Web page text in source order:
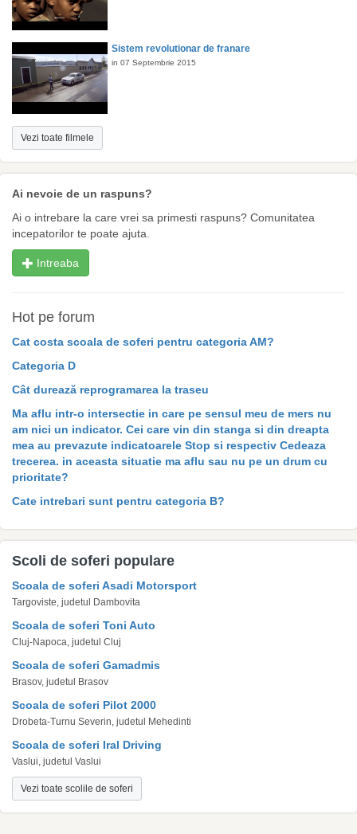
Sistem revolutionar de franare
in 07 Septembrie 2015
Vezi toate filmele
Ai nevoie de un raspuns?
Ai o intrebare la care vrei sa primesti raspuns? Comunitatea
incepatorilor te poate ajuta.
Intreaba
Hot pe forum
Cat costa scoala de soferi pentru categoria AM?
Categoria D
Cât durează reprogramarea la traseu
Ma aflu intr-o intersectie in care pe sensul meu de mers nu
am nici un indicator. Cei care vin din stanga si din dreapta
mea au prevazute indicatoarele Stop si respectiv Cedeaza
trecerea. in aceasta situatie ma aflu sau nu pe un drum cu
prioritate?
Cate intrebari sunt pentru categoria B?
Scoli de soferi populare
Scoala de soferi Asadi Motorsport
Targoviste, judetul Dambovita
Scoala de soferi Toni Auto
Cluj-Napoca, judetul Cluj
Scoala de soferi Gamadmis
Brasov, judetul Brasov
Scoala de soferi Pilot 2000
Drobeta-Turnu Severin, judetul Mehedinti
Scoala de soferi Iral Driving
Vaslui, judetul Vaslui
Vezi toate scolile de soferi